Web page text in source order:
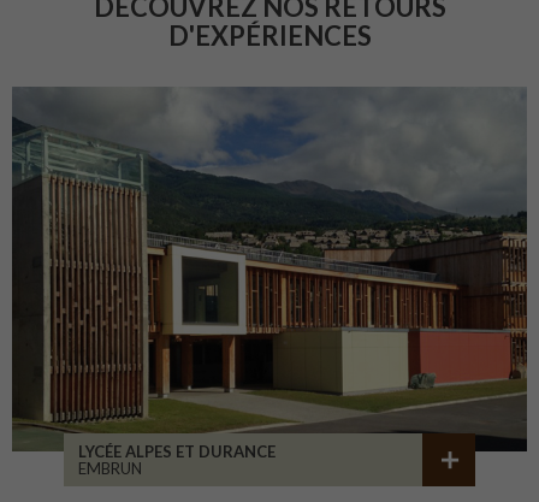
D'EXPÉRIENCES
LYCÉE ALPES ET DURANCE
EMBRUN